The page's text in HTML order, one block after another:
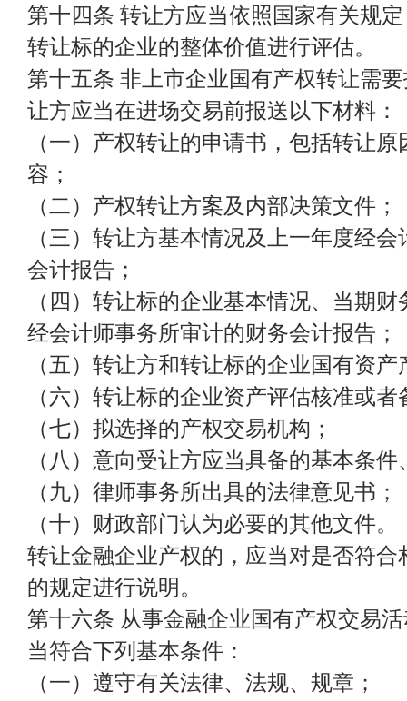
第十四条 转让方应当依照国家有关规
转让标的企业的整体价值进行评估。
第十五条 非上市企业国有产权转让需
让方应当在进场交易前报送以下材料：
（一）产权转让的申请书，包括转让
容；
（二）产权转让方案及内部决策文件；
（三）转让方基本情况及上一年度经
会计报告；
（四）转让标的企业基本情况、当期
经会计师事务所审计的财务会计报告；
（五）转让方和转让标的企业国有资
（六）转让标的企业资产评估核准或
（七）拟选择的产权交易机构；
（八）意向受让方应当具备的基本条
（九）律师事务所出具的法律意见书；
（十）财政部门认为必要的其他文件。
转让金融企业产权的，应当对是否符
的规定进行说明。
第十六条 从事金融企业国有产权交易
当符合下列基本条件：
（一）遵守有关法律、法规、规章；